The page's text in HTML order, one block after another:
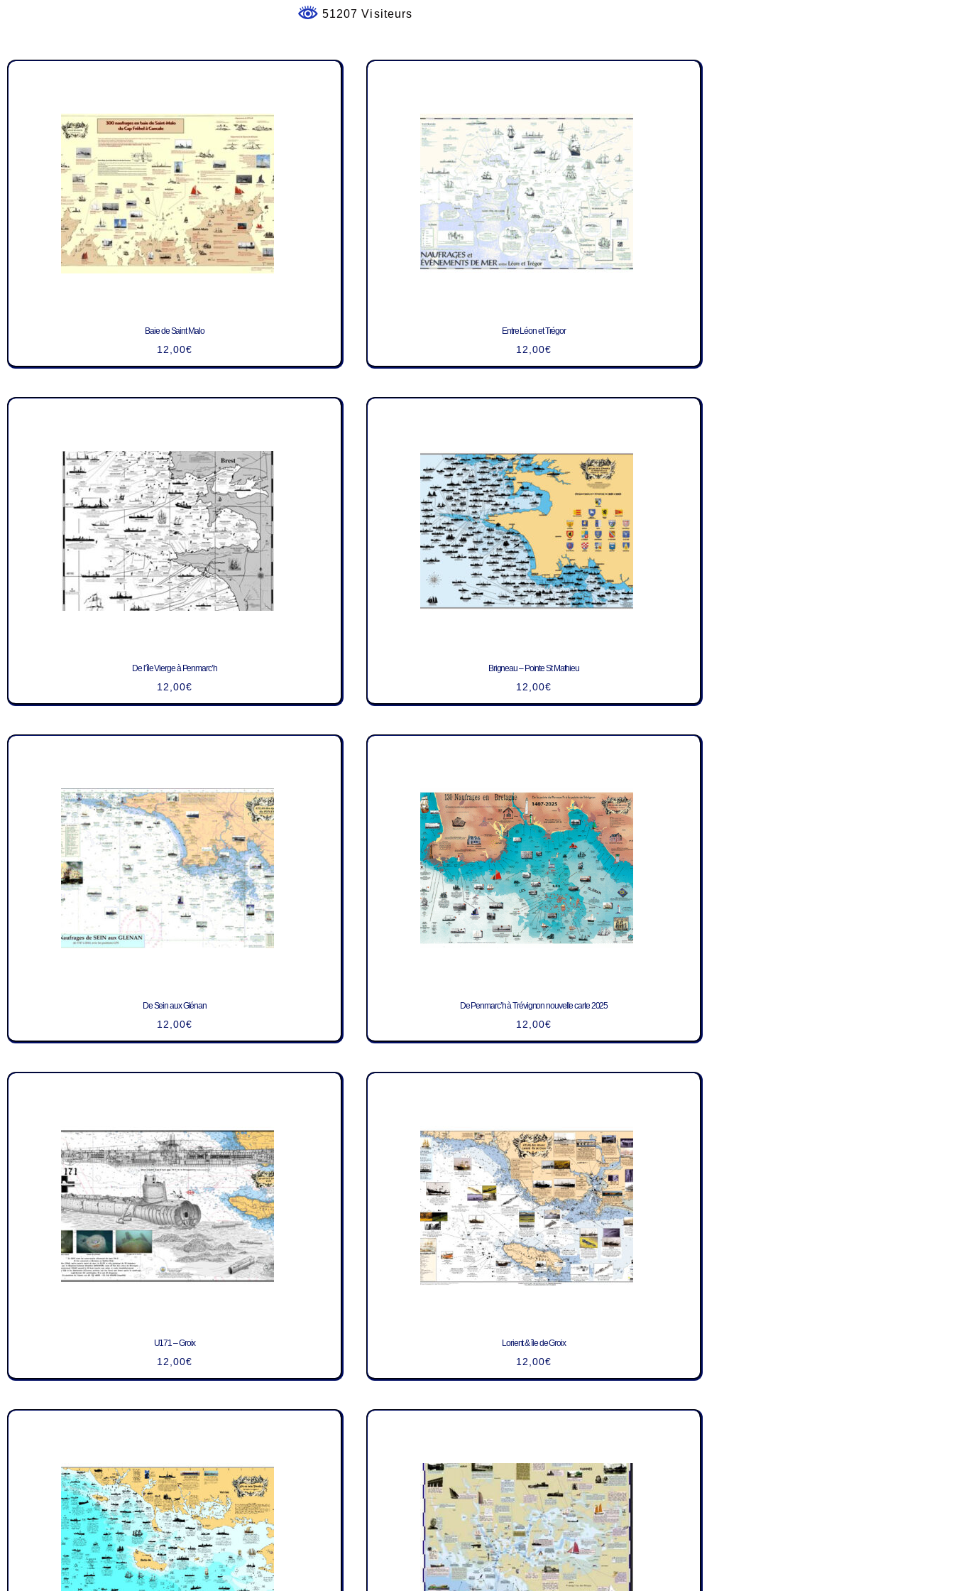
51207 Visiteurs
Baie de Saint Malo
12,00€
Entre Léon et Trégor
12,00€
De l’île Vierge à Penmarc’h
12,00€
Brigneau – Pointe St Mathieu
12,00€
De Sein aux Glénan
12,00€
De Penmarc’h à Trévignon nouvelle carte 2025
12,00€
U171 – Groix
12,00€
Lorient & île de Groix
12,00€